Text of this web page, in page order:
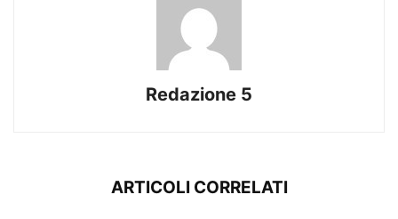
Redazione 5
ARTICOLI CORRELATI